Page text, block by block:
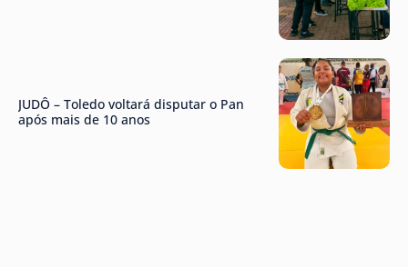
JUDÔ – Toledo voltará disputar o Pan
após mais de 10 anos